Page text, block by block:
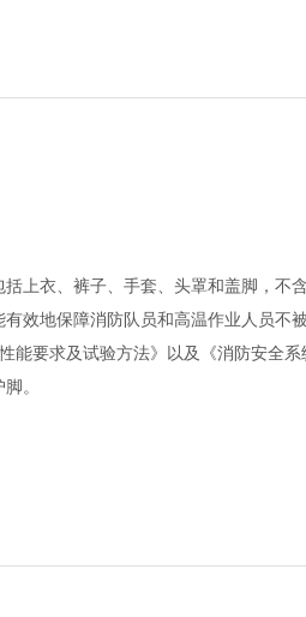
上衣、裤子、手套、头罩和盖脚，不
效地保障消防队员和高温作业人员不
能要求及试验方法》以及《消防安全
。